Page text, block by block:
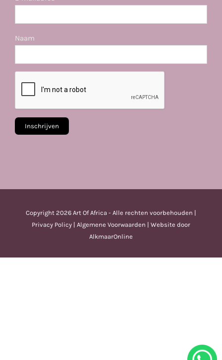
Naam
Copyright 2026 Art Of Africa - Alle rechten voorbehouden |
Privacy Policy | Algemene Voorwaarden | Website door
AlkmaarOnline